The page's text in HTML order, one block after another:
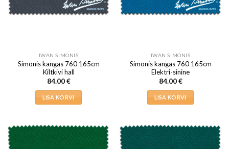
IWAN SIMONIS
Simonis kangas 760 165cm
Kiltkivi hall
84.00€
LISA KORVI
IWAN SIMONIS
Simonis kangas 760 165cm
Elektri-sinine
84.00€
LISA KORVI